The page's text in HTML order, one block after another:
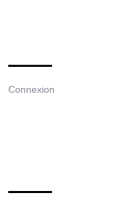
Connexion